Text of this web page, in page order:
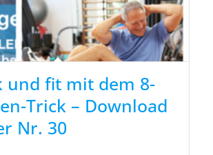
und fit mit dem 8-
Trick – Download
Nr. 30